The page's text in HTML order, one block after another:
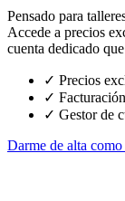
Pensado para
Accede a precios
cuenta dedicado
✓ Precios
✓
✓ Gestor de
Darme de alta